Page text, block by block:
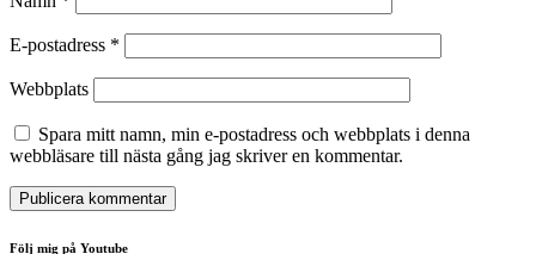
E-postadress *
Webbplats
Spara mitt namn, min e-postadress och webbplats i denna
webbläsare till nästa gång jag skriver en kommentar.
Följ mig på Youtube